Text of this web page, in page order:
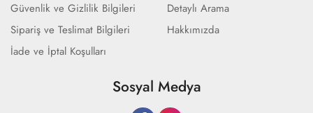
Güvenlik ve Gizlilik Bilgileri
Sipariş ve Teslimat Bilgileri
İade ve İptal Koşulları
Detaylı Arama
Hakkımızda
Sosyal Medya